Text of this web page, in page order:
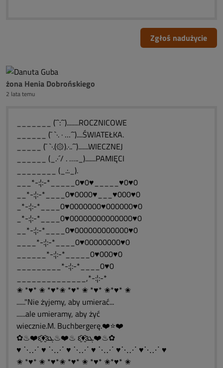
Zgłoś nadużycie
żona Henia Dobrońskiego
2 lata temu
_______ (¯`:´¯)........ROCZNICOWE
______ (¯ `·. · …´¯)....ŚWIATEŁKA.
_____ (¯ `·.(۞).·..´¯).......WIECZNEJ
______ (_.·´/ . ….._).......PAMIĘCI
________ (_.:._).
___*-:¦:-*_____0♥0♥_____♥0♥0
__*-:¦:-*____0♥0000♥___♥000♥0
_*-:¦:-*____0♥0000000♥000000♥0
_*-:¦:-*____0♥00000000000000♥0
__*-:¦:-*____0♥000000000000♥0
____*-:¦:-*____0♥00000000♥0
______*-:¦:-*_____0♥000♥0
_________*-:¦:-*____0♥0
______________,*-:¦:-*
✬ *♥* ✬ *♥*✬ *♥* ✬ *♥* ✬*♥* ✬
......"Nie żyjemy, aby umierać...
......ale umieramy, aby żyć
wiecznie.M. Buchbergerę.❤️⭐❤️
✿♨❤️ԑ̮̑♦̮̑ɜܓ♨❤️♨ ԑ̮̑♦̮̑ɜܓ❤️♨✿
♥ ⋱⋰ ♥ ⋱⋰ ♥ ⋱⋰ ♥ ⋱⋰ ♥⋱⋰ ♥⋱⋰ ♥
✬ *♥* ✬ *♥*✬ *♥* ✬ *♥* ✬*♥* ✬